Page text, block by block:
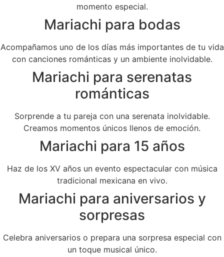
momento especial.
Mariachi para bodas
Acompañamos uno de los días más importantes de tu vida
con canciones románticas y un ambiente inolvidable.
Mariachi para serenatas
románticas
Sorprende a tu pareja con una serenata inolvidable.
Creamos momentos únicos llenos de emoción.
Mariachi para 15 años
Haz de los XV años un evento espectacular con música
tradicional mexicana en vivo.
Mariachi para aniversarios y
sorpresas
Celebra aniversarios o prepara una sorpresa especial con
un toque musical único.